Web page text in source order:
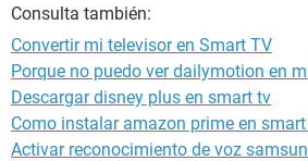
Consulta también:
Convertir mi televisor en Smart TV
Porque no puedo ver dailymotion en
Descargar disney plus en smart tv
Como instalar amazon prime en
Activar reconocimiento de voz